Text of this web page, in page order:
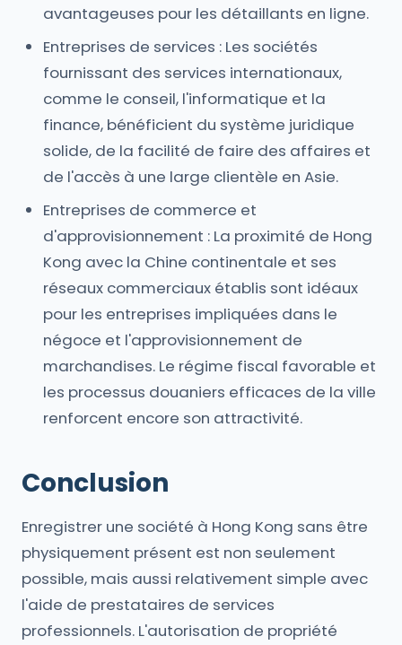
avantageuses pour les détaillants en ligne.
Entreprises de services : Les sociétés
fournissant des services internationaux,
comme le conseil, l'informatique et la
finance, bénéficient du système juridique
solide, de la facilité de faire des affaires et
de l'accès à une large clientèle en Asie.
Entreprises de commerce et
d'approvisionnement : La proximité de Hong
Kong avec la Chine continentale et ses
réseaux commerciaux établis sont idéaux
pour les entreprises impliquées dans le
négoce et l'approvisionnement de
marchandises. Le régime fiscal favorable et
les processus douaniers efficaces de la ville
renforcent encore son attractivité.
Conclusion
Enregistrer une société à Hong Kong sans être
physiquement présent est non seulement
possible, mais aussi relativement simple avec
l'aide de prestataires de services
professionnels. L'autorisation de propriété